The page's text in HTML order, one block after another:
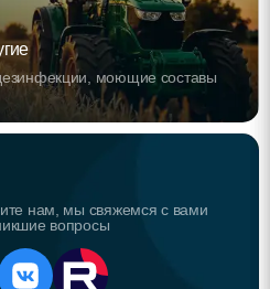
моющие составы
нам, мы свяжемся с вами
вопросы